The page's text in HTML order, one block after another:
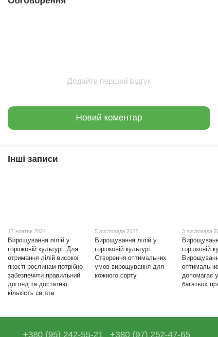
Додайте перший відгук
Новий коментар
Інші записи
17 жовтня 2024
Вирощування лілій у
горшковій культурі: Для
отримання лілій високої
якості рослинам потрібно
забезпечити правильний
догляд та достатню
кількість світла
5 листопада 2022
Вирощування лілій у
горшковій культурі:
Створення оптимальних
умов вирощування для
кожного сорту
3 листопада
горшковій
допомагає
багатьох
+380 (95) 242-55-21 +380 (97) 252-47-65